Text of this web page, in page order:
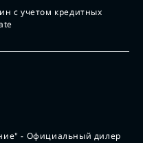
с учетом кредитных
- Официальный дилер